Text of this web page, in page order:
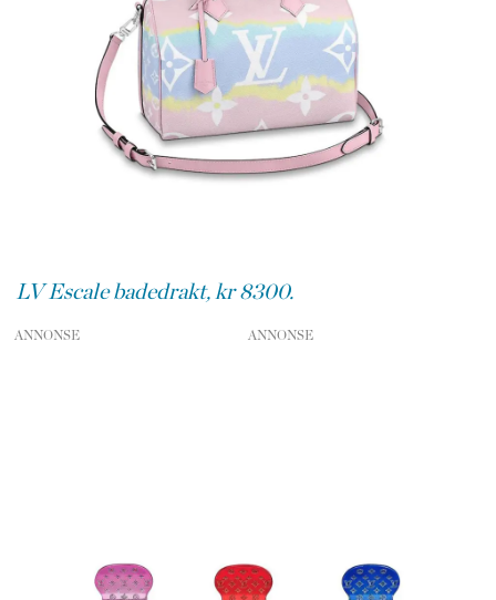
LV Escale badedrakt, kr 8300.
ANNONSE